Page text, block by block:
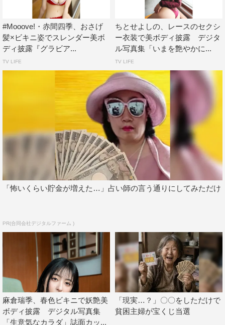
#Mooove!・赤間四季、おさげ
髪×ビキニ姿でスレンダー美ボ
ディ披露『グラビア...
TV LIFE
ちとせよしの、レースのセクシ
ー衣装で美ボディ披露 デジタ
ル写真集「いまを艶やかに...
TV LIFE
「怖いくらい貯金が増えた…」占い師の言う通りにしてみただけ
PR(合同会社デジタルファーム )
麻倉瑞季、春色ビキニで妖艶美
ボディ披露 デジタル写真集
「生意気なカラダ」誌面カッ...
「現実…？」〇〇をしただけで
貧困主婦が宝くじ当選